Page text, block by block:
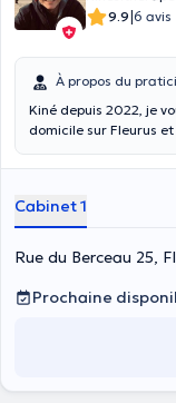
9.9|6 avis
À propos du
Kiné depuis 2022, je
domicile sur Fleurus et
Cabinet 1
Rue du Berceau 25,
Prochaine